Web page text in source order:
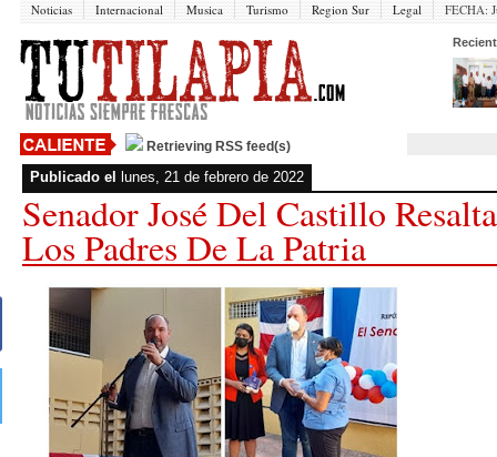
Noticias Internacional Musica Turismo Region Sur Legal FECHA:
Retrieving RSS feed(s)
Publicado el lunes, 21 de febrero de 2022
Senador José Del Castillo
Los Padres De La Patria